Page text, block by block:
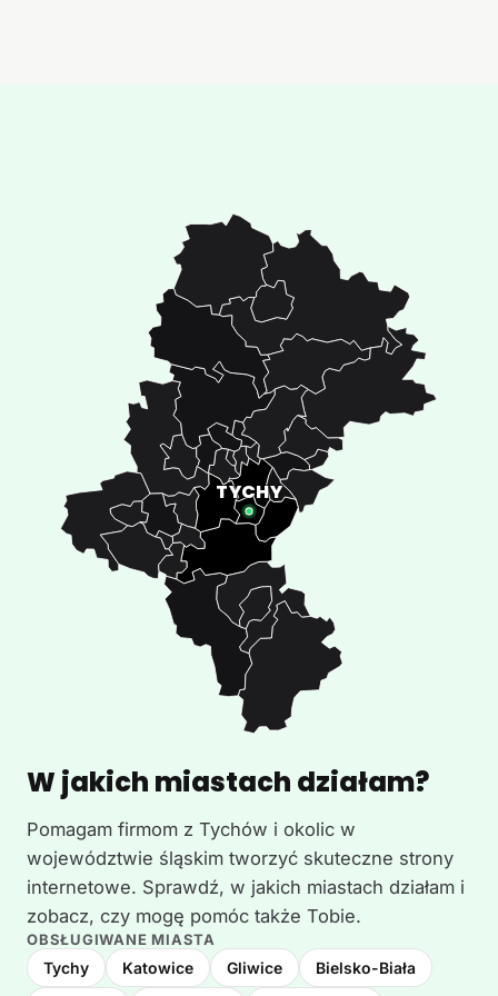
W jakich miastach działam?
Pomagam firmom z Tychów i okolic w
województwie śląskim tworzyć skuteczne strony
internetowe. Sprawdź, w jakich miastach działam i
zobacz, czy mogę pomóc także Tobie.
OBSŁUGIWANE MIASTA
Tychy Katowice Gliwice Bielsko-Biała